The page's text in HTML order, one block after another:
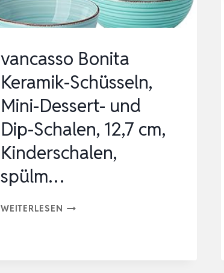
FORM,
GEWÜRZSCHALE,
vancasso Bonita
Keramik-Schüsseln,
Mini-Dessert- und
Dip-Schalen, 12,7 cm,
Kinderschalen,
spülm…
WEITERLESEN VANCASSO